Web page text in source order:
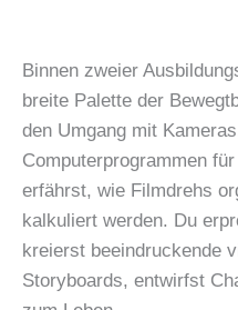
Binnen zweier
breite Palette der
den Umgang mit
Computerprogrammen
erfährst, wie Filmdrehs
kalkuliert werden. Du
kreierst beeindruckende
Storyboards, entwirfst